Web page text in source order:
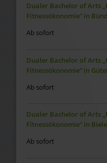
Dualer Bachelor of Arts
Fitnessökonomie“ in
Ab sofort
Dualer Bachelor of Arts
Fitnessökonomie“ in
Ab sofort
Dualer Bachelor of Arts
Fitnessökonomie“ in
Ab sofort